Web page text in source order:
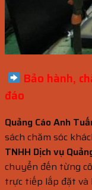
Bảo hành,
đáo
Quảng Cáo Anh
sách chăm sóc
TNHH Dịch vụ
chuyển đến từng
trực tiếp lắp đặt và